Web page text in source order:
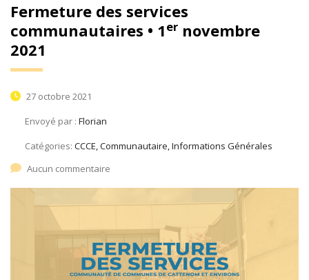
Fermeture des services
communautaires • 1er novembre
2021
27 octobre 2021
Envoyé par : Florian
Catégories: CCCE, Communautaire, Informations Générales
Aucun commentaire